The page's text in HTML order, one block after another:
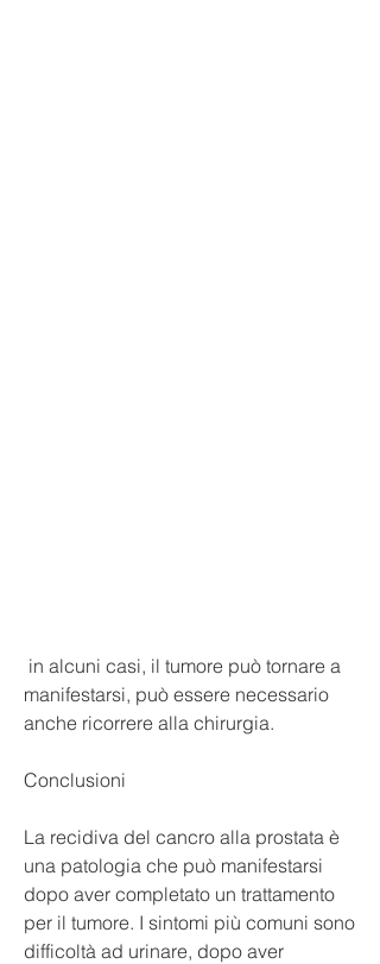
manifestarsi, può essere necessario
anche ricorrere alla chirurgia.
Conclusioni
La recidiva del cancro alla prostata è
una patologia che può manifestarsi
dopo aver completato un trattamento
per il tumore. I sintomi più comuni sono
difficoltà ad urinare, dopo aver